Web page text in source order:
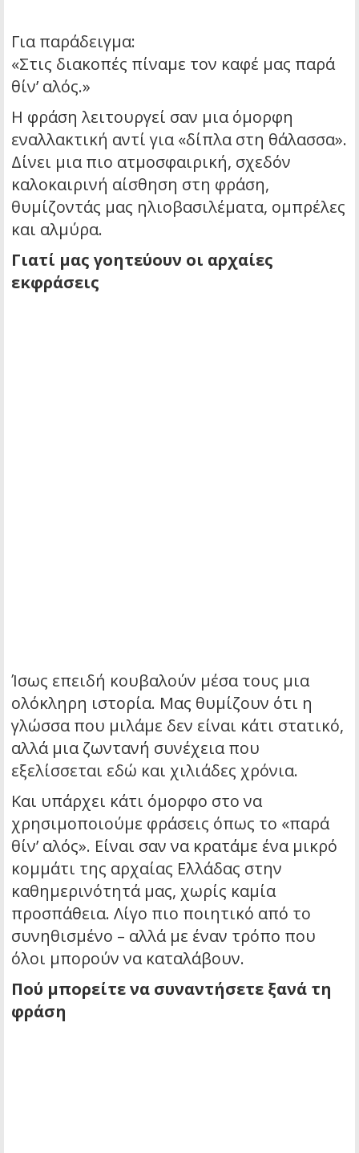
Για παράδειγμα:
«Στις διακοπές πίναμε τον καφέ μας παρά
θίν’ αλός.»
Η φράση λειτουργεί σαν μια όμορφη
εναλλακτική αντί για «δίπλα στη θάλασσα».
Δίνει μια πιο ατμοσφαιρική, σχεδόν
καλοκαιρινή αίσθηση στη φράση,
θυμίζοντάς μας ηλιοβασιλέματα, ομπρέλες
και αλμύρα.
Γιατί μας γοητεύουν οι αρχαίες
εκφράσεις
Ίσως επειδή κουβαλούν μέσα τους μια
ολόκληρη ιστορία. Μας θυμίζουν ότι η
γλώσσα που μιλάμε δεν είναι κάτι στατικό,
αλλά μια ζωντανή συνέχεια που
εξελίσσεται εδώ και χιλιάδες χρόνια.
Και υπάρχει κάτι όμορφο στο να
χρησιμοποιούμε φράσεις όπως το «παρά
θίν’ αλός». Είναι σαν να κρατάμε ένα μικρό
κομμάτι της αρχαίας Ελλάδας στην
καθημερινότητά μας, χωρίς καμία
προσπάθεια. Λίγο πιο ποιητικό από το
συνηθισμένο – αλλά με έναν τρόπο που
όλοι μπορούν να καταλάβουν.
Πού μπορείτε να συναντήσετε ξανά τη
φράση